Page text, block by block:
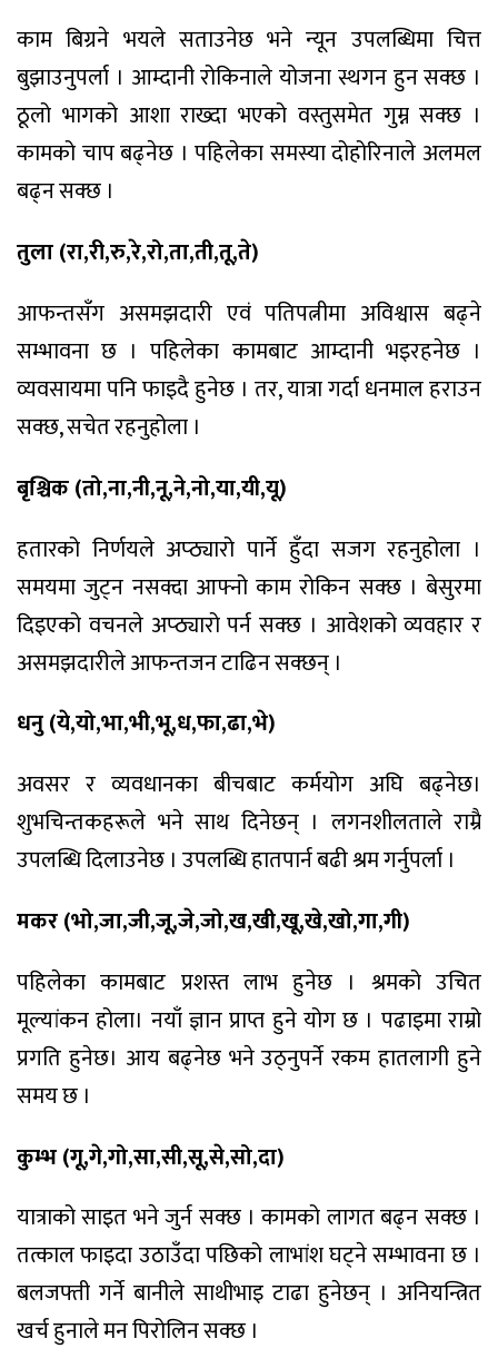
काम बिग्रने भयले सताउनेछ भने न्यून उपलब्धिमा चित्त
बुझाउनुपर्ला । आम्दानी रोकिनाले योजना स्थगन हुन सक्छ ।
ठूलो भागको आशा राख्दा भएको वस्तुसमेत गुम्न सक्छ ।
कामको चाप बढ्नेछ । पहिलेका समस्या दोहोरिनाले अलमल
बढ्न सक्छ ।
तुला (रा,री,रु,रे,रो,ता,ती,तू,ते)
आफन्तसँग असमझदारी एवं पतिपत्नीमा अविश्वास बढ्ने
सम्भावना छ । पहिलेका कामबाट आम्दानी भइरहनेछ ।
व्यवसायमा पनि फाइदै हुनेछ । तर, यात्रा गर्दा धनमाल हराउन
सक्छ, सचेत रहनुहोला ।
बृश्चिक (तो,ना,नी,नू,ने,नो,या,यी,यू)
हतारको निर्णयले अप्ठ्यारो पार्ने हुँदा सजग रहनुहोला ।
समयमा जुट्न नसक्दा आफ्नो काम रोकिन सक्छ । बेसुरमा
दिइएको वचनले अप्ठ्यारो पर्न सक्छ । आवेशको व्यवहार र
असमझदारीले आफन्तजन टाढिन सक्छन् ।
धनु (ये,यो,भा,भी,भू,ध,फा,ढा,भे)
अवसर र व्यवधानका बीचबाट कर्मयोग अघि बढ्नेछ।
शुभचिन्तकहरूले भने साथ दिनेछन् । लगनशीलताले राम्रै
उपलब्धि दिलाउनेछ । उपलब्धि हातपार्न बढी श्रम गर्नुपर्ला ।
मकर (भो,जा,जी,जू,जे,जो,ख,खी,खू,खे,खो,गा,गी)
पहिलेका कामबाट प्रशस्त लाभ हुनेछ । श्रमको उचित
मूल्यांकन होला। नयाँ ज्ञान प्राप्त हुने योग छ । पढाइमा राम्रो
प्रगति हुनेछ। आय बढ्नेछ भने उठ्नुपर्ने रकम हातलागी हुने
समय छ ।
कुम्भ (गू,गे,गो,सा,सी,सू,से,सो,दा)
यात्राको साइत भने जुर्न सक्छ । कामको लागत बढ्न सक्छ ।
तत्काल फाइदा उठाउँदा पछिको लाभांश घट्ने सम्भावना छ ।
बलजफ्ती गर्ने बानीले साथीभाइ टाढा हुनेछन् । अनियन्त्रित
खर्च हुनाले मन पिरोलिन सक्छ ।